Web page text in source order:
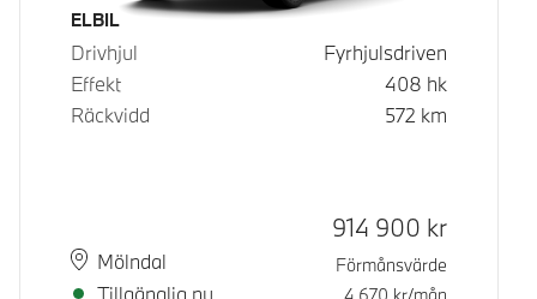
Bränsle
ELBIL
Drivhjul
Fyrhjulsdriven
Effekt
408 hk
Räckvidd
572 km
PlatsMölndal
Leveranstid
Tillgänglig nu
Kontantpris
914 900 kr
Förmånsvärde